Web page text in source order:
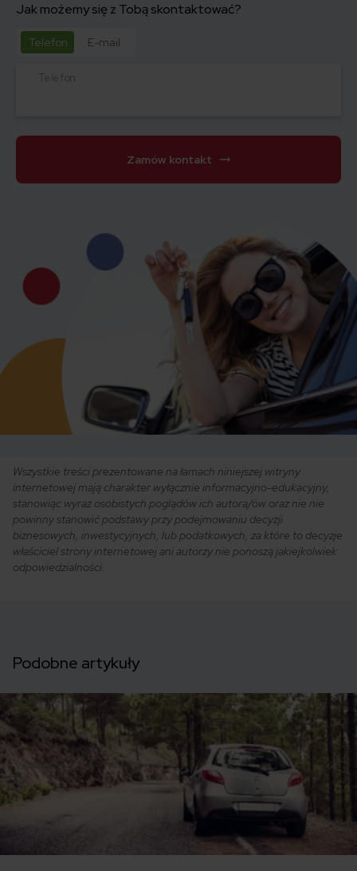
Jak możemy się z Tobą skontaktować?
Telefon E-mail
Telefon
Zamów kontakt
Wszystkie treści prezentowane na łamach niniejszej witryny
internetowej mają charakter wyłącznie informacyjno-edukacyjny,
stanowiąc wyraz osobistych poglądów ich autora/ów oraz nie nie
powinny stanowić podstawy przy podejmowaniu decyzji
biznesowych, inwestycyjnych, lub podatkowych, za które to decyzje
właściciel strony internetowej ani autorzy nie ponoszą jakiejkolwiek
odpowiedzialności.
Podobne artykuły